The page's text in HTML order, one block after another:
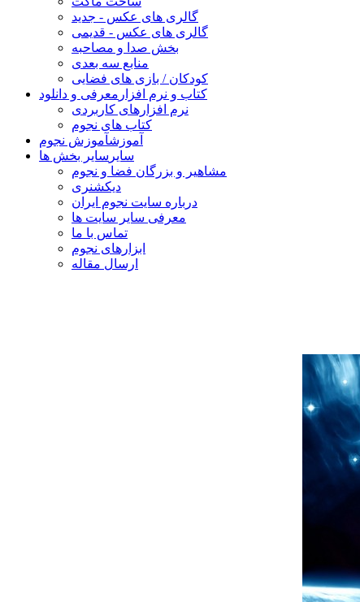
گالری های عکس - جدید
گالری های عکس - قدیمی
بخش صدا و مصاحبه
منابع سه بعدی
کودکان / بازی های فضایی
کتاب و نرم افزار معرفی و دانلود
نرم افزارهای کاربردی
کتاب های نجوم
آموزشآموزش نجوم
سایر سایر بخش ها
مشاهیر و بزرگان فضا و نجوم
دیکشنری
درباره سایت نجوم ایران
معرفی سایر سایت ها
تماس با ما
ابزارهای نجوم
ارسال مقاله